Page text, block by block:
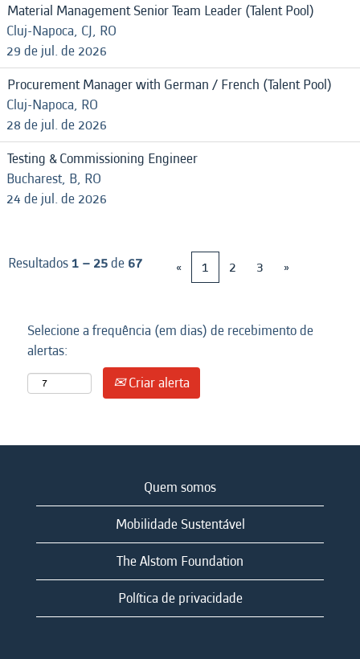
Material Management Senior Team Leader (Talent Pool)
Cluj-Napoca, CJ, RO
29 de jul. de 2026
Procurement Manager with German / French (Talent Pool)
Cluj-Napoca, RO
28 de jul. de 2026
Testing & Commissioning Engineer
Bucharest, B, RO
24 de jul. de 2026
Resultados1 – 25de 67 « 1 2 3 »
Selecione a frequência (em dias) de recebimento de
alertas:
Criar alerta
Quem somos
Mobilidade Sustentável
The Alstom Foundation
Política de privacidade